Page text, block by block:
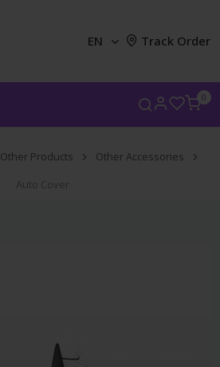
0
EN Track Order
Other Products
Other Accessories
Auto Cover